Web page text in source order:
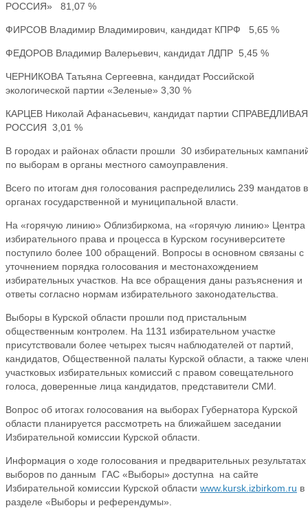
РОССИЯ» 81,07 %
ФИРСОВ Владимир Владимирович, кандидат КПРФ 5,65 %
ФЕДОРОВ Владимир Валерьевич, кандидат ЛДПР 5,45 %
ЧЕРНИКОВА Татьяна Сергеевна, кандидат Российской
экологической партии «Зеленые» 3,30 %
КАРЦЕВ Николай Афанасьевич, кандидат партии СПРАВЕДЛИВАЯ
РОССИЯ 3,01 %
В городах и районах области прошли 30 избирательных
по выборам в органы местного самоуправления.
Всего по итогам дня голосования распределились 239 мандатов в
органах государственной и муниципальной власти.
На «горячую линию» Облизбиркома, на «горячую линию» Центра
избирательного права и процесса в Курском госуниверситете
поступило более 100 обращений. Вопросы в основном связаны с
уточнением порядка голосования и местонахождением
избирательных участков. На все обращения даны разъяснения и
ответы согласно нормам избирательного законодательства.
Выборы в Курской области прошли под пристальным
общественным контролем. На 1131 избирательном участке
присутствовали более четырех тысяч наблюдателей от партий,
кандидатов, Общественной палаты Курской области, а также
участковых избирательных комиссий с правом совещательного
голоса, доверенные лица кандидатов, представители СМИ.
Вопрос об итогах голосования на выборах Губернатора Курской
области планируется рассмотреть на ближайшем заседании
Избирательной комиссии Курской области.
Информация о ходе голосования и предварительных результатах
выборов по данным ГАС «Выборы» доступна на сайте
Избирательной комиссии Курской области www.kursk.izbirkom.ru в
разделе «Выборы и референдумы».